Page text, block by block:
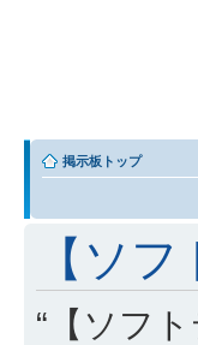
掲示板トップ
【ソ
“【ソフ